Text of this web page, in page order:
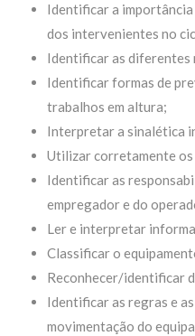
Identificar a importância
dos intervenientes no
Identificar as diferentes
Identificar formas de
trabalhos em altura;
Interpretar a sinalética
Utilizar corretamente os
Identificar as
empregador e do
Ler e interpretar
Classificar o
Reconhecer/identificar
Identificar as regras e
movimentação do